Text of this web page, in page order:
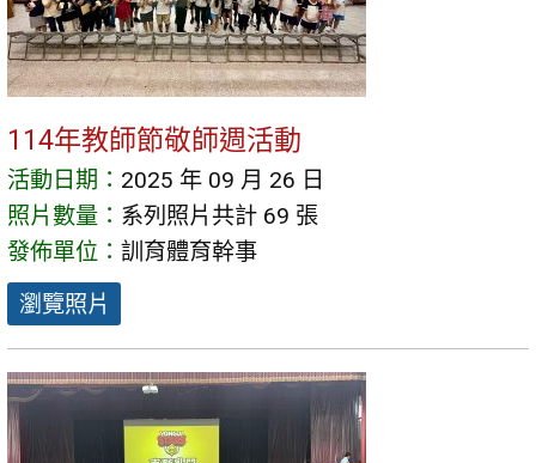
114年教師節敬師週活動
活動日期： 2025 年 09 月 26 日
照片數量： 系列照片共計 69 張
發佈單位： 訓育體育幹事
瀏覽照片